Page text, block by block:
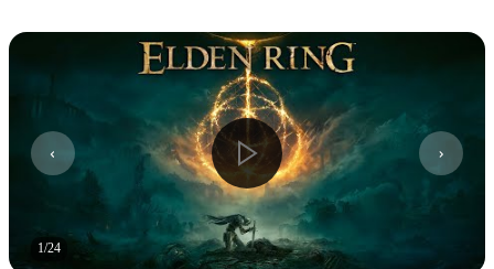
1/24